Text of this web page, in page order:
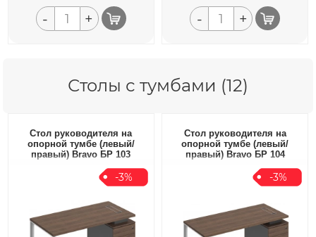
- + - +
Столы с тумбами (12)
Стол руководителя на
опорной тумбе (левый/
правый) Bravo БР 103
-3%
Стол руководителя на
опорной тумбе (левый/
правый) Bravo БР 104
-3%